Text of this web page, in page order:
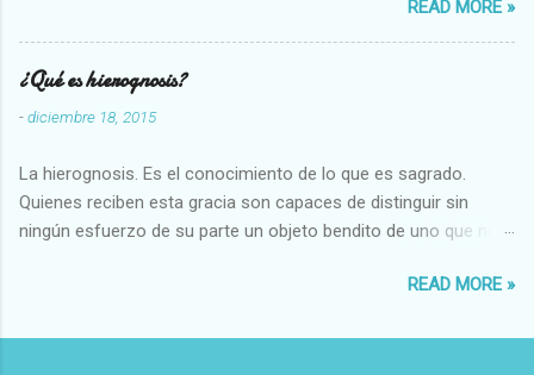
Abundante-Escaso,etc 2 VITALES Sano-Enfermo Selecto-
Vulgar Enérgico-Inerte Fuerte-Débil,etc. 3 ESPIRITUALES a)
Intelectuales Conocimiento-Error Exacto-Aproximado
Evidente-Probable,etc b) Morales Bueno-malo Bondadoso-
malvado Justo-Injusto Escrupuloso-Relajado Leal-Desleal,etc.
Armonioso-Inarmonioso 4 RELIGIOSOS Santo-Pr...
READ MORE »
¿Qué es hierognosis?
-diciembre 18, 2015
La hierognosis. Es el conocimiento de lo que es sagrado.
Quienes reciben esta gracia son capaces de distinguir sin
ningún esfuerzo de su parte un objeto bendito de uno que no
READ MORE »